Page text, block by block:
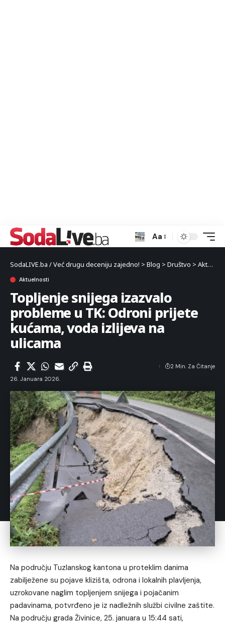
Aa
SodaLIVE.ba / Već drugu deceniju zajedno! > Blog > Društvo > Aktuelnosti
Aktuelnosti
Topljenje snijega izazvalo
probleme u TK: Odroni prijete
kućama, voda izlijeva na
ulicama
26. Januara 2026.
2 Min. Za Čitanje
Na području Tuzlanskog kantona u proteklim danima
zabilježene su pojave klizišta, odrona i lokalnih plavljenja,
uzrokovane naglim topljenjem snijega i pojačanim
padavinama, potvrđeno je iz nadležnih službi civilne zaštite.
Na području grada Živinice, 25. januara u 15:44 sati,